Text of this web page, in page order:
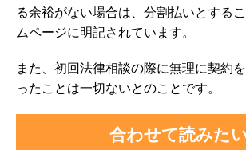
る余裕がない場合は、分割払いとする
ムページに明記されています。
また、初回法律相談の際に無理に契約
ったことは一切ないとのことです。
合わせて読みた